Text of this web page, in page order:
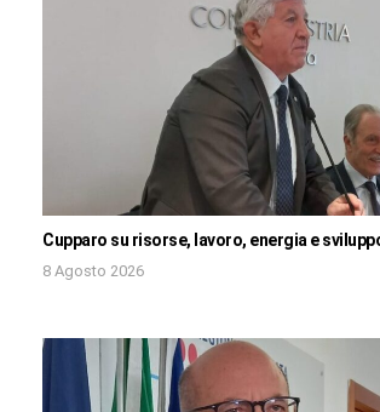
Cupparo su risorse, lavoro, energia e
8 Agosto 2026